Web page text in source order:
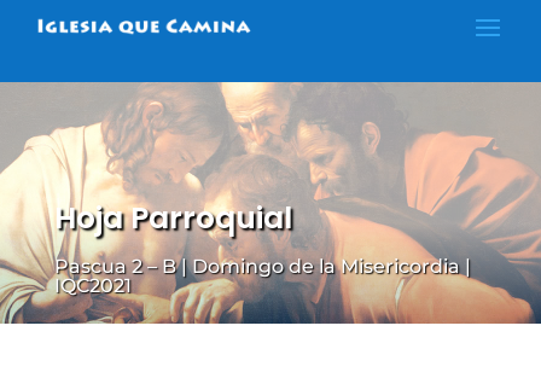
Hoja Parroquial
Pascua 2 – B | Domingo de la Misericordia |
IQC2021